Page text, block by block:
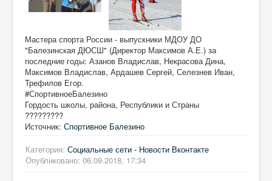
Мастера спорта России - выпускники МДОУ ДО
"Балезинская ДЮСШ" (Директор Максимов А.Е.) за
последние годы: Азанов Владислав, Некрасова Дина,
Максимов Владислав, Ардашев Сергей, Селезнев Иван,
Трефилов Егор.
#СпортивноеБалезино
Гордость школы, района, Республики и Страны
?????????
Источник: Спортивное Балезино
Категория: Социальные сети - Новости Вконтакте
Опубликовано: 06.09.2018, 17:34